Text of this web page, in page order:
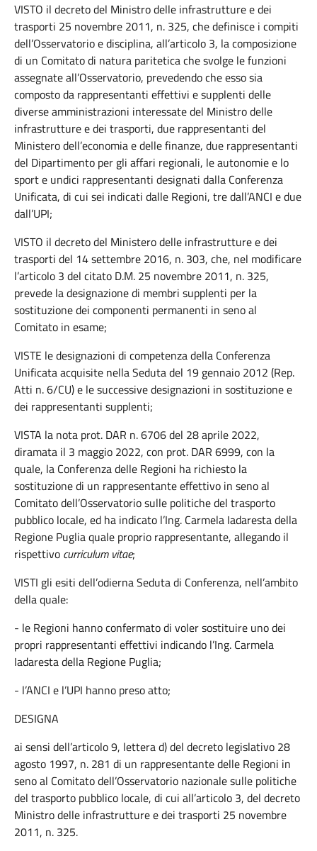
VISTO il decreto del Ministro delle infrastrutture e dei
trasporti 25 novembre 2011, n. 325, che definisce i compiti
dell’Osservatorio e disciplina, all’articolo 3, la composizione
di un Comitato di natura paritetica che svolge le funzioni
assegnate all’Osservatorio, prevedendo che esso sia
composto da rappresentanti effettivi e supplenti delle
diverse amministrazioni interessate del Ministro delle
infrastrutture e dei trasporti, due rappresentanti del
Ministero dell’economia e delle finanze, due rappresentanti
del Dipartimento per gli affari regionali, le autonomie e lo
sport e undici rappresentanti designati dalla Conferenza
Unificata, di cui sei indicati dalle Regioni, tre dall’ANCI e due
dall’UPI;
VISTO il decreto del Ministero delle infrastrutture e dei
trasporti del 14 settembre 2016, n. 303, che, nel modificare
l’articolo 3 del citato D.M. 25 novembre 2011, n. 325,
prevede la designazione di membri supplenti per la
sostituzione dei componenti permanenti in seno al
Comitato in esame;
VISTE le designazioni di competenza della Conferenza
Unificata acquisite nella Seduta del 19 gennaio 2012 (Rep.
Atti n. 6/CU) e le successive designazioni in sostituzione e
dei rappresentanti supplenti;
VISTA la nota prot. DAR n. 6706 del 28 aprile 2022,
diramata il 3 maggio 2022, con prot. DAR 6999, con la
quale, la Conferenza delle Regioni ha richiesto la
sostituzione di un rappresentante effettivo in seno al
Comitato dell’Osservatorio sulle politiche del trasporto
pubblico locale, ed ha indicato l’Ing. Carmela Iadaresta della
Regione Puglia quale proprio rappresentante, allegando il
rispettivo curriculum vitae;
VISTI gli esiti dell’odierna Seduta di Conferenza, nell’ambito
della quale:
- le Regioni hanno confermato di voler sostituire uno dei
propri rappresentanti effettivi indicando l’Ing. Carmela
Iadaresta della Regione Puglia;
- l’ANCI e l’UPI hanno preso atto;
DESIGNA
ai sensi dell’articolo 9, lettera d) del decreto legislativo 28
agosto 1997, n. 281 di un rappresentante delle Regioni in
seno al Comitato dell’Osservatorio nazionale sulle politiche
del trasporto pubblico locale, di cui all’articolo 3, del decreto
Ministro delle infrastrutture e dei trasporti 25 novembre
2011, n. 325.